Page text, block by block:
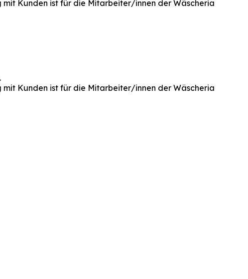
Kunden ist für die Mitarbeiter/innen der Wäscheria
Kunden ist für die Mitarbeiter/innen der Wäscheria